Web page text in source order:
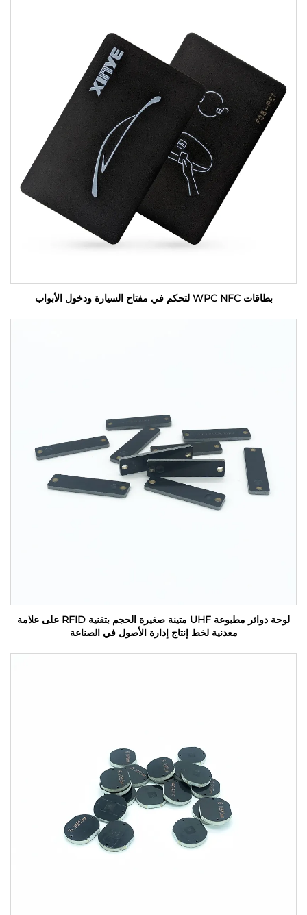
بطاقات WPC NFC لتحكم في مفتاح السيارة ودخول الأبواب
لوحة دوائر مطبوعة UHF متينة صغيرة الحجم بتقنية RFID على علامة
معدنية لخط إنتاج إدارة الأصول في الصناعة